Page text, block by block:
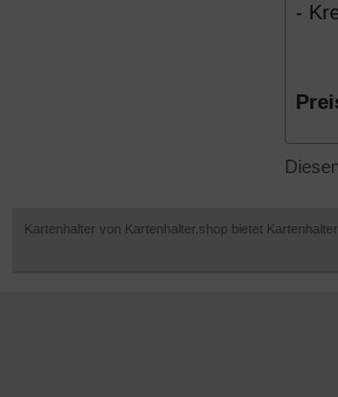
-
Kartenhalter von Kartenhalter.shop bietet